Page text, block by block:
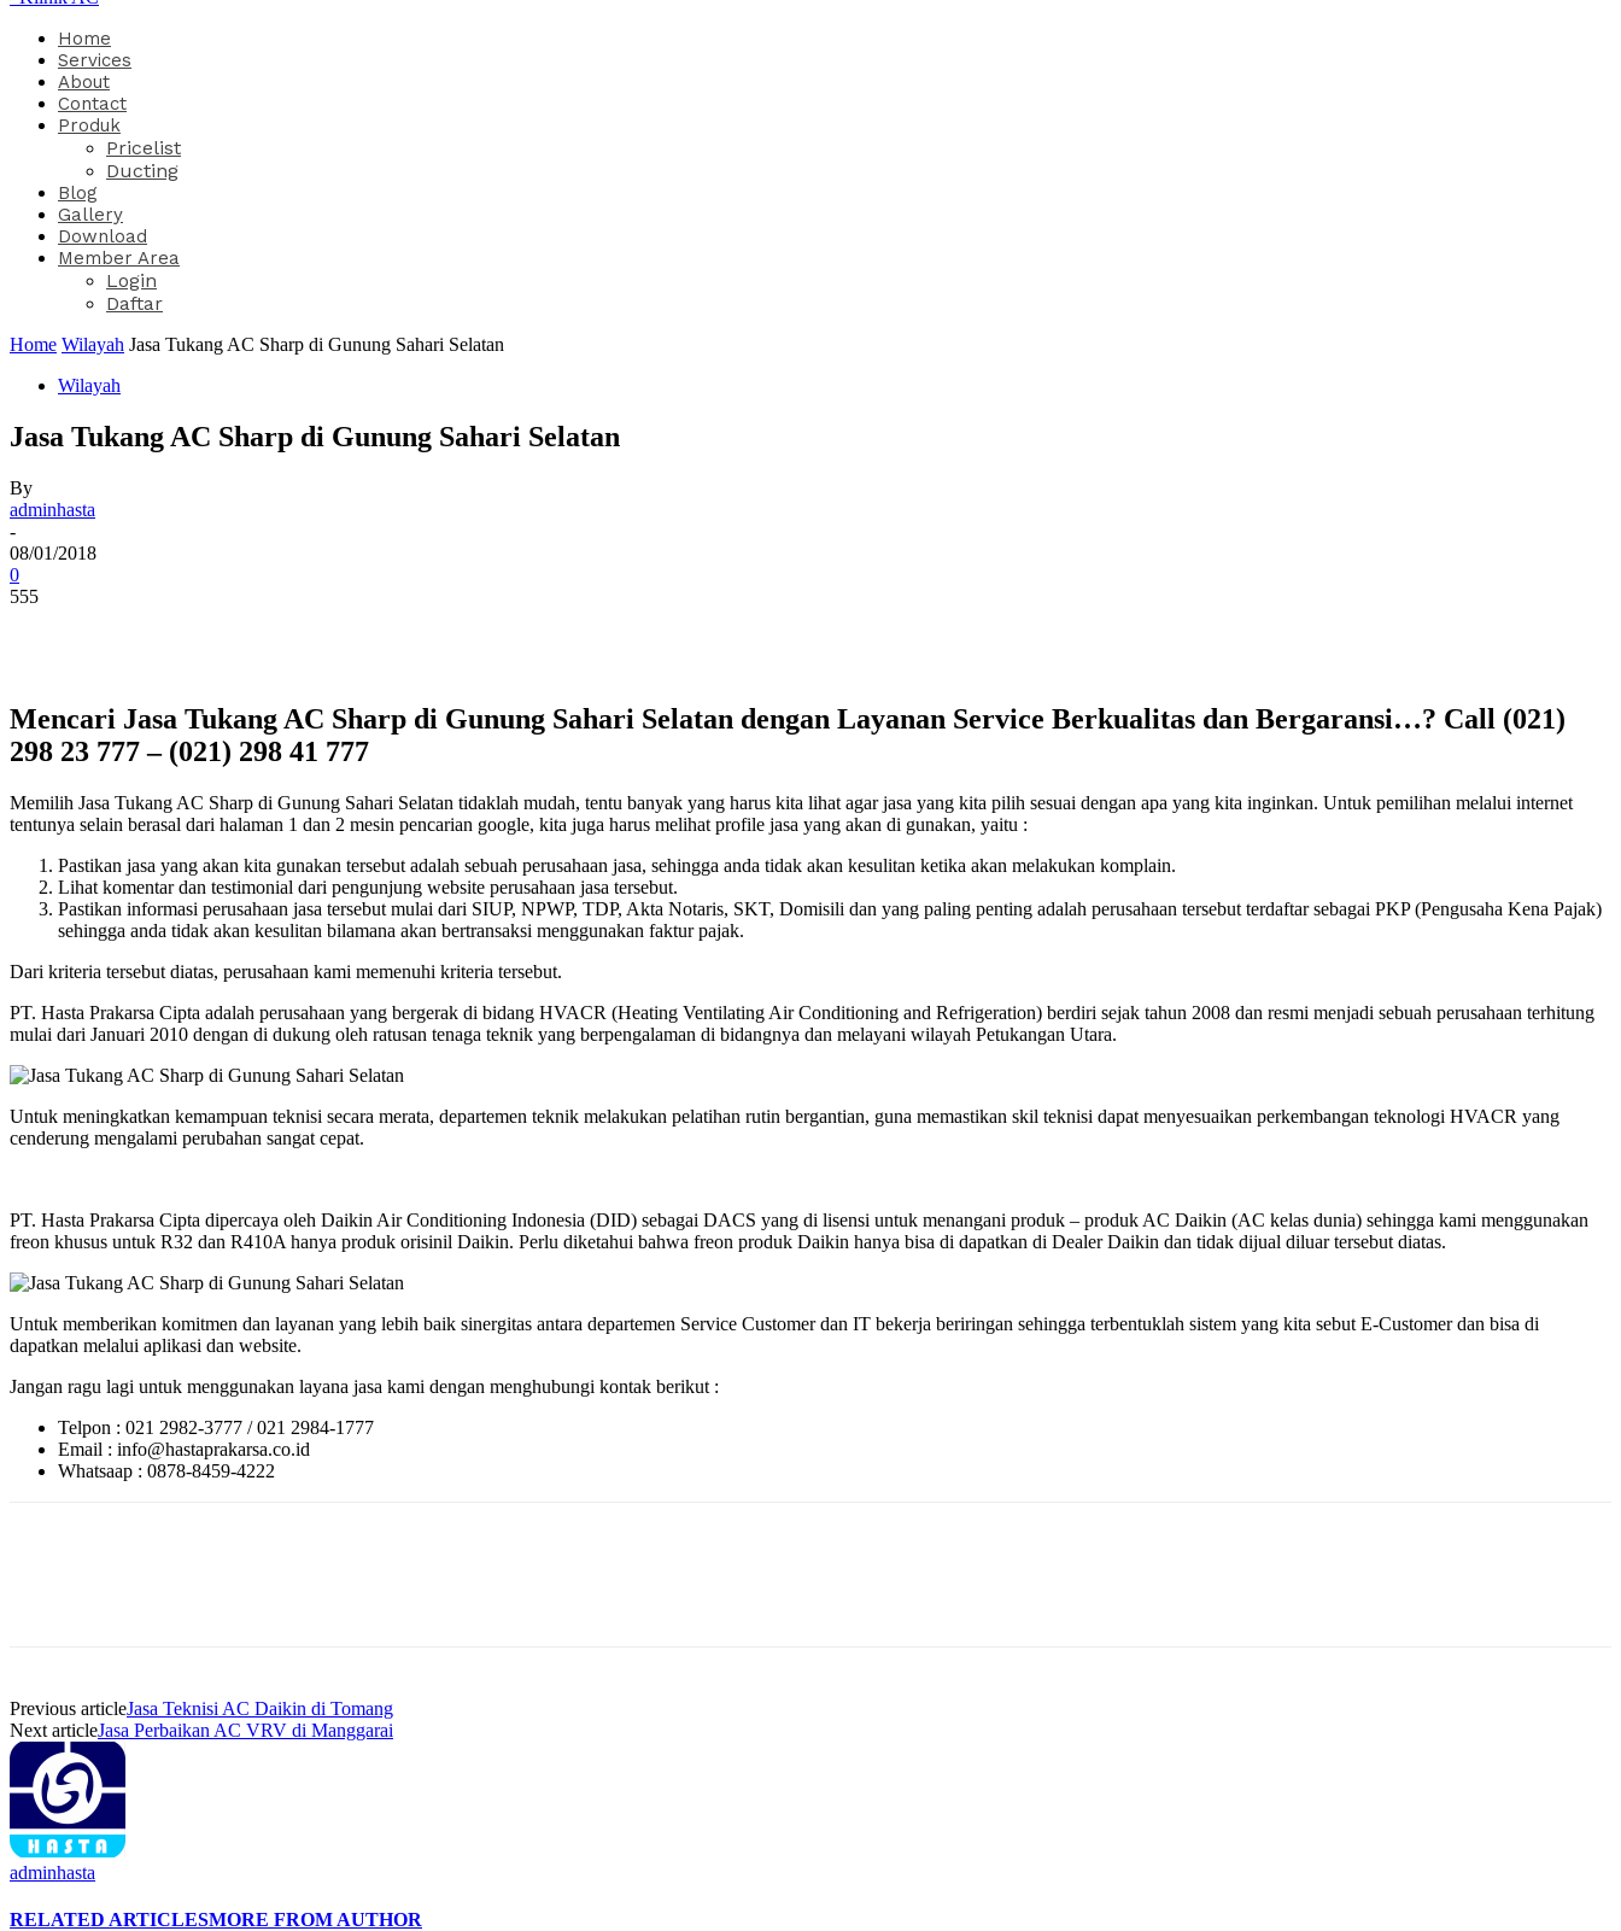
Home
Services
About
Contact
Produk
Pricelist
Ducting
Blog
Gallery
Download
Member Area
Login
Daftar
Home Wilayah Jasa Tukang AC Sharp di Gunung Sahari Selatan
Wilayah
Jasa Tukang AC Sharp di Gunung Sahari Selatan
By
adminhasta
-
08/01/2018
0
555
Mencari Jasa Tukang AC Sharp di Gunung Sahari Selatan dengan Layanan Service Berkualitas dan Bergaransi…? Call (021)
298 23 777 – (021) 298 41 777
Memilih Jasa Tukang AC Sharp di Gunung Sahari Selatan tidaklah mudah, tentu banyak yang harus kita lihat agar jasa yang kita pilih sesuai dengan apa yang kita inginkan. Untuk pemilihan melalui internet
tentunya selain berasal dari halaman 1 dan 2 mesin pencarian google, kita juga harus melihat profile jasa yang akan di gunakan, yaitu :
Pastikan jasa yang akan kita gunakan tersebut adalah sebuah perusahaan jasa, sehingga anda tidak akan kesulitan ketika akan melakukan komplain.
Lihat komentar dan testimonial dari pengunjung website perusahaan jasa tersebut.
Pastikan informasi perusahaan jasa tersebut mulai dari SIUP, NPWP, TDP, Akta Notaris, SKT, Domisili dan yang paling penting adalah perusahaan tersebut terdaftar sebagai PKP (Pengusaha Kena Pajak)
sehingga anda tidak akan kesulitan bilamana akan bertransaksi menggunakan faktur pajak.
Dari kriteria tersebut diatas, perusahaan kami memenuhi kriteria tersebut.
PT. Hasta Prakarsa Cipta adalah perusahaan yang bergerak di bidang HVACR (Heating Ventilating Air Conditioning and Refrigeration) berdiri sejak tahun 2008 dan resmi menjadi sebuah perusahaan terhitung
mulai dari Januari 2010 dengan di dukung oleh ratusan tenaga teknik yang berpengalaman di bidangnya dan melayani wilayah Petukangan Utara.
Untuk meningkatkan kemampuan teknisi secara merata, departemen teknik melakukan pelatihan rutin bergantian, guna memastikan skil teknisi dapat menyesuaikan perkembangan teknologi HVACR yang
cenderung mengalami perubahan sangat cepat.
PT. Hasta Prakarsa Cipta dipercaya oleh Daikin Air Conditioning Indonesia (DID) sebagai DACS yang di lisensi untuk menangani produk – produk AC Daikin (AC kelas dunia) sehingga kami menggunakan
freon khusus untuk R32 dan R410A hanya produk orisinil Daikin. Perlu diketahui bahwa freon produk Daikin hanya bisa di dapatkan di Dealer Daikin dan tidak dijual diluar tersebut diatas.
Untuk memberikan komitmen dan layanan yang lebih baik sinergitas antara departemen Service Customer dan IT bekerja beriringan sehingga terbentuklah sistem yang kita sebut E-Customer dan bisa di
dapatkan melalui aplikasi dan website.
Jangan ragu lagi untuk menggunakan layana jasa kami dengan menghubungi kontak berikut :
Telpon : 021 2982-3777 / 021 2984-1777
Email : info@hastaprakarsa.co.id
Whatsaap : 0878-8459-4222
Previous articleJasa Teknisi AC Daikin di Tomang
Next articleJasa Perbaikan AC VRV di Manggarai
adminhasta
RELATED ARTICLESMORE FROM AUTHOR